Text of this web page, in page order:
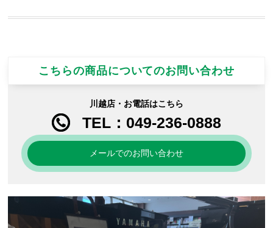
こちらの商品についてのお問い合わせ
川越店・お電話はこちら
TEL：049-236-0888
メールでのお問い合わせ